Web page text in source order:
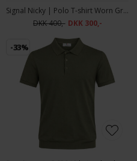
Signal Nicky | Polo T-shirt Worn Green Mel
DKK 400,- DKK 300,-
-33%